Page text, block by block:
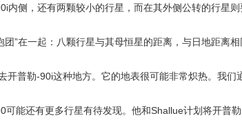
内侧，还有两颗较小的行星，而在其外侧公转的行星则
在一起：八颗行星与其母恒星的距离，与日地距离相
普勒-90i这种地方。它的地表很可能非常炽热。我们
还有更多行星有待发现。他和Shallue计划将开普勒